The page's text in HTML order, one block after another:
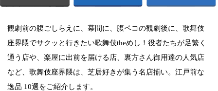
観劇前の腹ごしらえに、幕間に、腹ペコの観劇後に、歌舞伎
座界隈でサクッと行きたい歌舞伎theめし！役者たちが足繁く
通う店や、楽屋に出前を届ける店、裏方さん御用達の人気店
など、歌舞伎座界隈は、芝居好きが集う名店揃い。江戸前な
逸品 10選をご紹介します。